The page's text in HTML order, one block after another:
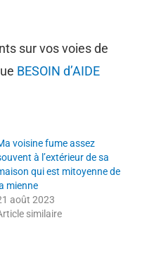
sur vos voies de
BESOIN d’AIDE
voisine fume assez
à l’extérieur de sa
qui est mitoyenne de
mienne
août 2023
similaire